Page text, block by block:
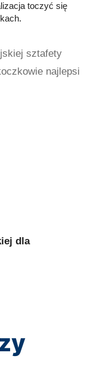
toczyć się
sztafety
najlepsi
dla